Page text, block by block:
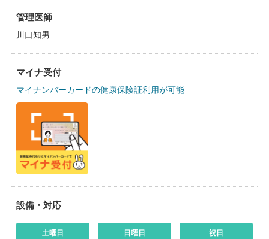
管理医師
川口知男
マイナ受付
マイナンバーカードの健康保険証利用が可能
設備・対応
土曜日 日曜日 祝日